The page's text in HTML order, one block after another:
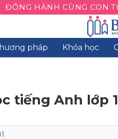
ĐỒNG HÀNH CÙNG CON
pháp Khóa học
tiếng Anh lớp